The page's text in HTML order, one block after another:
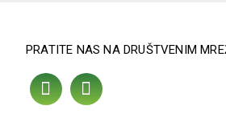
PRATITE NAS NA DRUŠTVENIM